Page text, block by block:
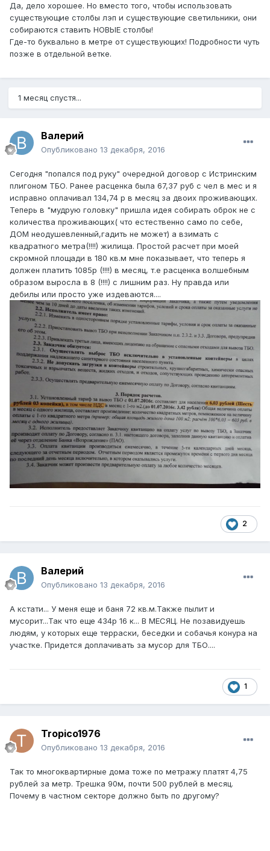
Да, дело хорошее. Но вместо того, чтобы использовать
существующие столбы лэп и существующие светильники, они
собираются ставить НОВЫЕ столбы!
Где-то буквально в метре от существующих! Подробности чуть
позже в отдельной ветке.
1 месяц спустя...
Валерий
Опубликовано 13 декабря, 2016
Сегодня "попался под руку" очередной договор с Истринским
плигоном ТБО. Ранее расценка была 67,37 руб с чел в мес и я
исправно оплачивал 134,74 р в месяц за двоих проживающих.
Теперь в "мудрую головку" пришла идея собирать оброк не с
количества проживающих( что естественно само по себе,
ДОМ неодушевленный,гадить не может) а взимать с
квадратного метра(!!!!) жилища. Простой расчет при моей
скромной площади в 180 кв.м мне показывает, что теперь я
должен платить 1085р (!!!!) в месяц, т.е расценка волшебным
образом выросла в 8 (!!!!) с лишним раз. Ну правда или
дебилы или просто уже издеваются....
2
Валерий
Опубликовано 13 декабря, 2016
А кстати... У меня еще и баня 72 кв.м.Также пылит и
мусорит...Так что еще 434р 16 к... В МЕСЯЦ. Не позавидуешь
людям, у которых еще терраски, беседки и собачья конура на
участке. Придется доплачивать за мусор для ТБО....
1
Tropico1976
Опубликовано 13 декабря, 2016
Так то многоквартирные дома тоже по метражу платят 4,75
рублей за метр. Трешка 90м, почти 500 рублей в месяц.
Почему в частном секторе должно быть по другому?